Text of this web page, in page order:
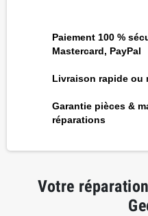
Paiement 100 %
Mastercard, PayPal
Livraison rapide ou
Garantie pièces &
réparations
Votre